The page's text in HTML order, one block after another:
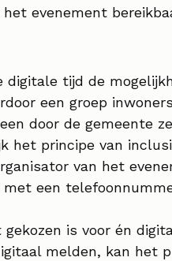
evenement
digitale tijd de
een groep inwoners
door de gemeente
het principe van
van het
een
is voor én
melden, kan het